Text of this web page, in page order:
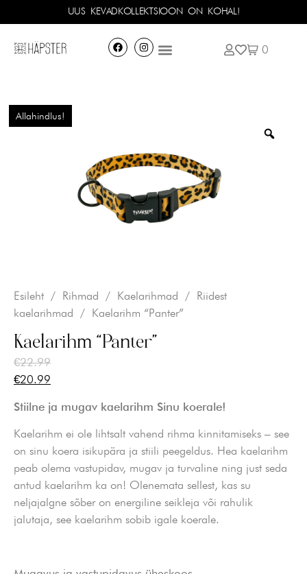
UUS KEVADKOLLEKTSIOON ON KOHAL!
0
Allahindlus!
Esileht / Rihmad / Kaelarihmad / Riidest
kaelarihmad / Kaelarihm “Panter”
Kaelarihm “Panter”
€22.99
€20.99
Stiilne ja mugav kaelarihm Sinu koerale!
Kaelarihm ei ole lihtsalt vahend rihma kinnitamiseks – see
on sinu koera isikupära ja stiili peegeldus. Hea kaelarihm
peab olema vastupidav, mugav ja turvaline ning just seda
antud kaelarihm ka on! Olenemata sellest, kas su
neljajalgne sõber on energiline seikleja või rahulik
jalutaja, see kaelarihm sobib igale koerale.